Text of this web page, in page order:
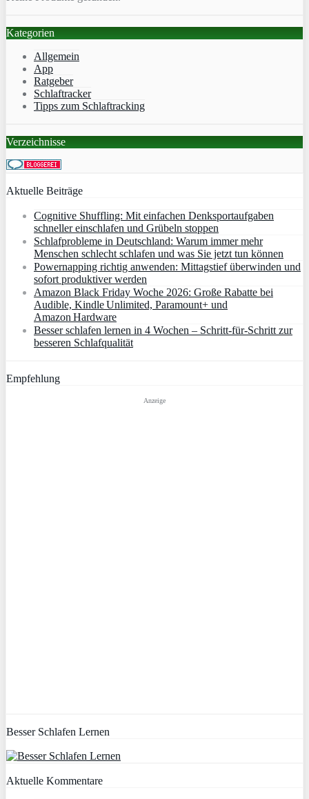
Kategorien
Allgemein
App
Ratgeber
Schlaftracker
Tipps zum Schlaftracking
Verzeichnisse
Aktuelle Beiträge
Cognitive Shuffling: Mit einfachen Denksportaufgaben
schneller einschlafen und Grübeln stoppen
Schlafprobleme in Deutschland: Warum immer mehr
Menschen schlecht schlafen und was Sie jetzt tun können
Powernapping richtig anwenden: Mittagstief überwinden und
sofort produktiver werden
Amazon Black Friday Woche 2026: Große Rabatte bei
Audible, Kindle Unlimited, Paramount+ und
Amazon Hardware
Besser schlafen lernen in 4 Wochen – Schritt‑für‑Schritt zur
besseren Schlafqualität
Empfehlung
Anzeige
Besser Schlafen Lernen
Aktuelle Kommentare